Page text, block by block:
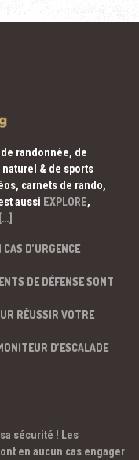
de randonnée, de
& de sports
carnets de rando,
aussi EXPLORE,
[…]
D’URGENCE
DE DÉFENSE SONT
RÉUSSIR VOTRE
D’ESCALADE
sécurité ! Les
en aucun cas engager